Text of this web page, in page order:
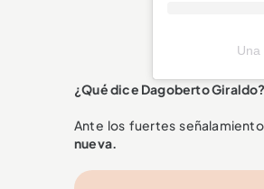
Una
¿Qué dice Dagoberto Giraldo?
Ante los fuertes
nueva.